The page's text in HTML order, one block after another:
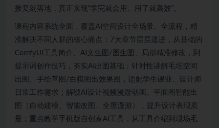
接复刻落地，真正实现“学完就会用、用了就高效”。
课程内容系统全面，覆盖AI空间设计全场景、全流程，精
准解决不同人群的核心痛点：7大章节层层递进，从基础的
ComfyUI工具简介、AI文生图/图生图、局部精准修改，到
提示词创作技巧，夯实AI出图基础；针对性讲解毛坯空间
出图、手绘草图/白模图出效果图，适配学生课业、设计师
日常工作需求；解锁AI设计视频漫游动画、平面图智能出
图（自动建模、智能改图、全屋漫游），提升设计表现质
量；重点教学手机版自创家AI工具，从工具介绍到现场毛